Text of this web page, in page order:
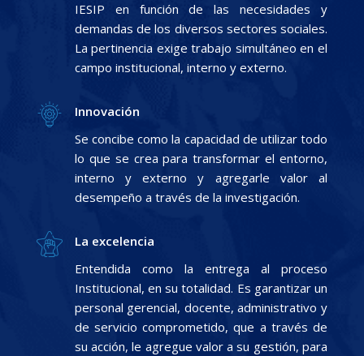
IESIP en función de las necesidades y
demandas de los diversos sectores sociales.
La pertinencia exige trabajo simultáneo en el
campo institucional, interno y externo.
Innovación
Se concibe como la capacidad de utilizar todo
lo que se crea para transformar el entorno,
interno y externo y agregarle valor al
desempeño a través de la investigación.
La excelencia
Entendida como la entrega al proceso
Institucional, en su totalidad. Es garantizar un
personal gerencial, docente, administrativo y
de servicio comprometido, que a través de
su acción, le agregue valor a su gestión, para